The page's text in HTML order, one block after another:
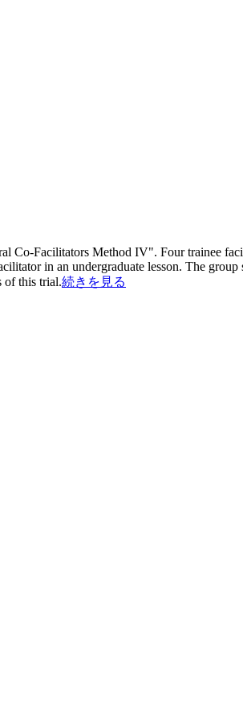
Co-Facilitators Method IV". Four trainee
in an undergraduate lesson. The
of this trial.続きを見る